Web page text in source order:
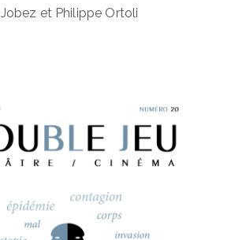
Jobez et Philippe Ortoli